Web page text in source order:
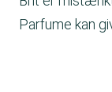
Parfume kan